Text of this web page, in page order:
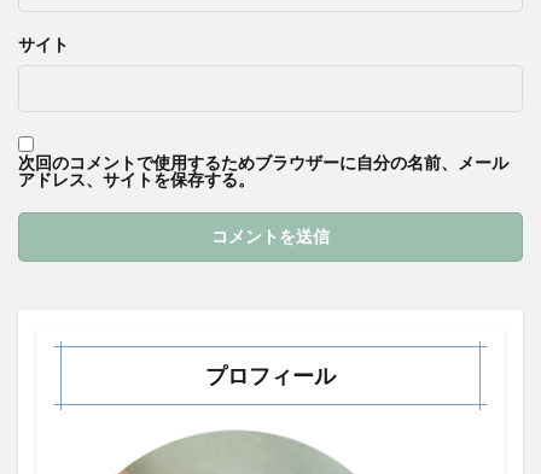
サイト
次回のコメントで使用するためブラウザーに自分の名前、メール
アドレス、サイトを保存する。
プロフィール